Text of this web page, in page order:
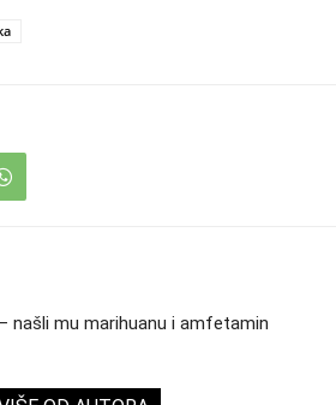
našli mu marihuanu i amfetamin